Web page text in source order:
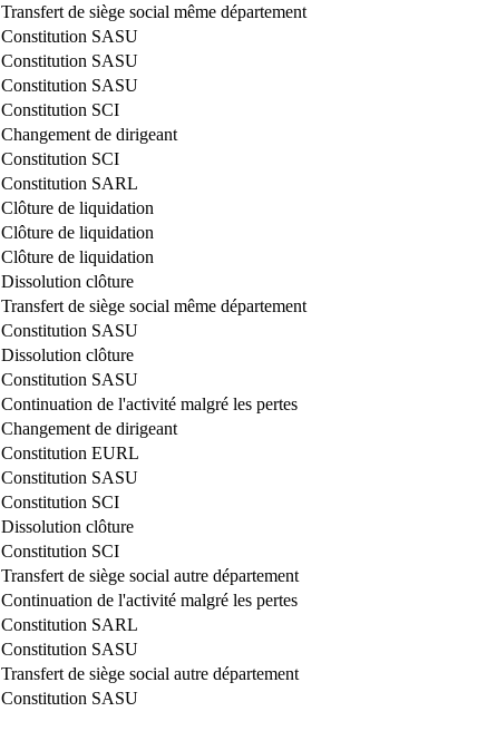
Transfert de siège social même département
Constitution SASU
Constitution SASU
Constitution SASU
Constitution SCI
Changement de dirigeant
Constitution SCI
Constitution SARL
Clôture de liquidation
Clôture de liquidation
Clôture de liquidation
Dissolution clôture
Transfert de siège social même département
Constitution SASU
Dissolution clôture
Constitution SASU
Continuation de l'activité malgré les pertes
Changement de dirigeant
Constitution EURL
Constitution SASU
Constitution SCI
Dissolution clôture
Constitution SCI
Transfert de siège social autre département
Continuation de l'activité malgré les pertes
Constitution SARL
Constitution SASU
Transfert de siège social autre département
Constitution SASU